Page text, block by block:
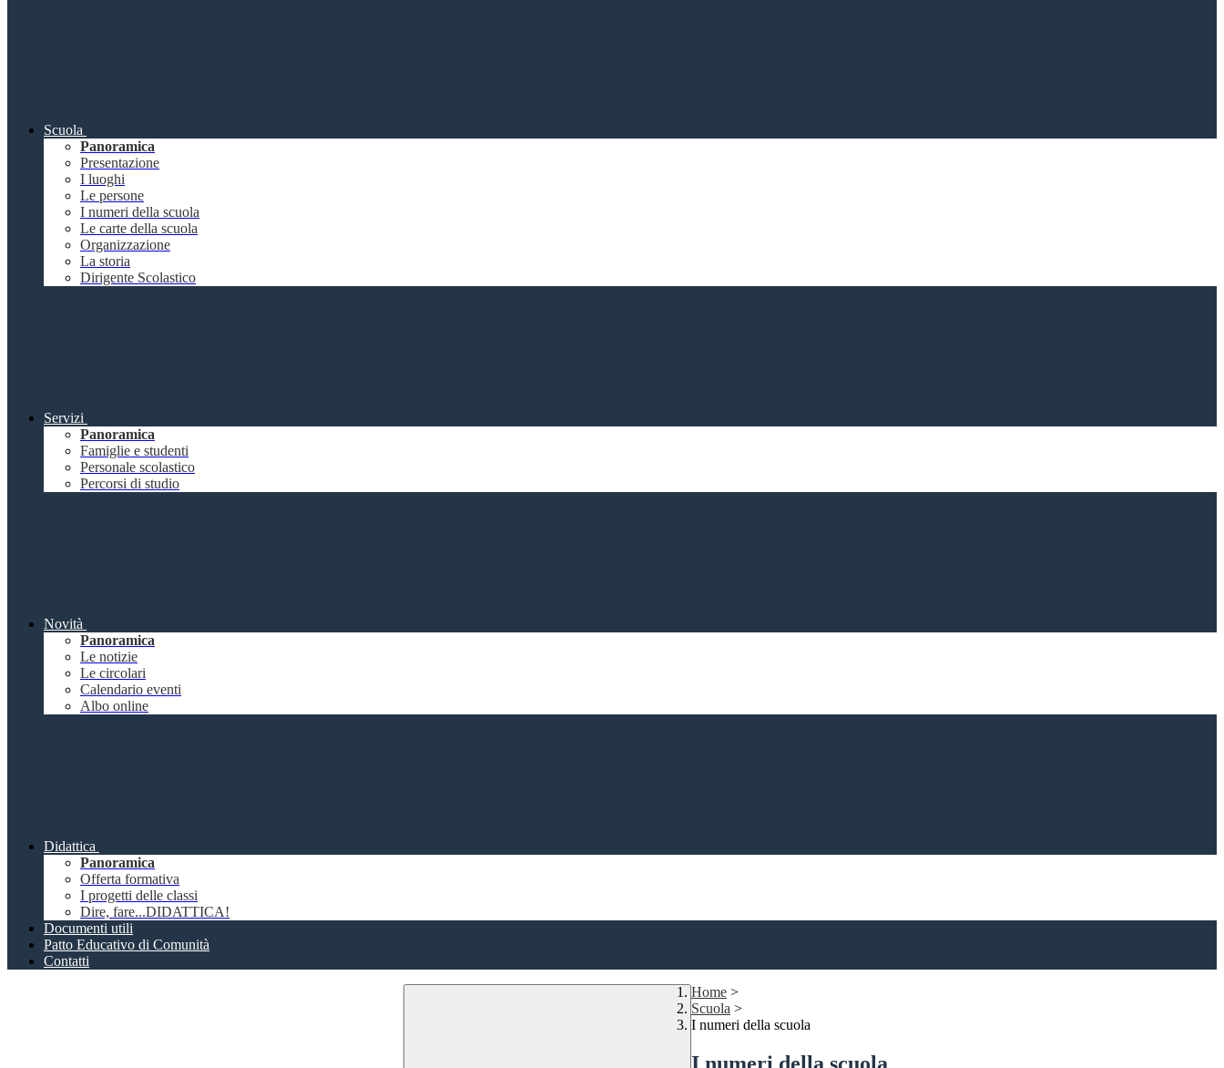
Scuola
Panoramica
Presentazione
I luoghi
Le persone
I numeri della scuola
Le carte della scuola
Organizzazione
La storia
Dirigente Scolastico
Servizi
Panoramica
Famiglie e studenti
Personale scolastico
Percorsi di studio
Novità
Panoramica
Le notizie
Le circolari
Calendario eventi
Albo online
Didattica
Panoramica
Offerta formativa
I progetti delle classi
Dire, fare...DIDATTICA!
Documenti utili
Patto Educativo di Comunità
Contatti
Home >
Scuola >
I numeri della scuola